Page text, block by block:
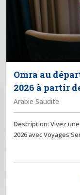
Omra au
2026 à partir
Arabie Saudite
Description: Vivez
2026 avec Voyages